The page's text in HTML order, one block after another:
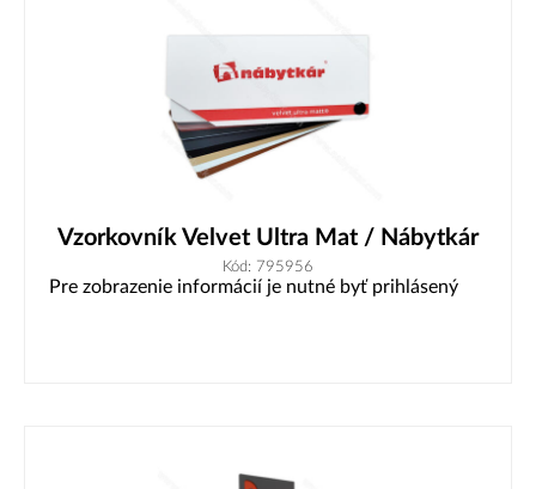
Vzorkovník Velvet Ultra Mat / Nábytkár
Kód: 795956
Pre zobrazenie informácií je nutné byť prihlásený